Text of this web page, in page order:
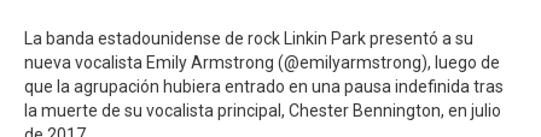
La banda estadounidense de rock Linkin Park presentó a su
nueva vocalista Emily Armstrong (@emilyarmstrong), luego de
que la agrupación hubiera entrado en una pausa indefinida tras
la muerte de su vocalista principal, Chester Bennington, en julio